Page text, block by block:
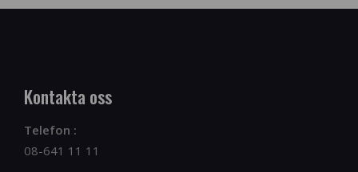
Kontakta oss
Telefon :
08-641 11 11